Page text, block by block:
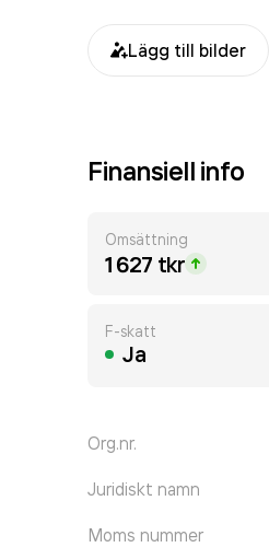
Lägg till bilder
Finansiell info
Omsättning
1 627 tkr
F-skatt
Ja
Org.nr.
Juridiskt namn
Moms nummer